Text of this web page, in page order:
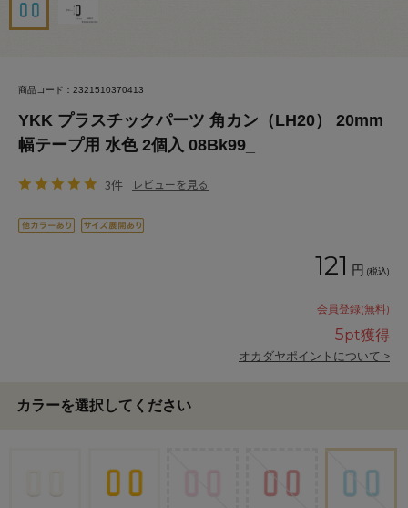
商品コード：2321510370413
YKK プラスチックパーツ 角カン（LH20） 20mm
幅テープ用 水色 2個入 08Bk99_
3件 レビューを見る
121 円 (税込)
会員登録(無料)
5pt獲得
オカダヤポイントについて >
カラーを選択してください